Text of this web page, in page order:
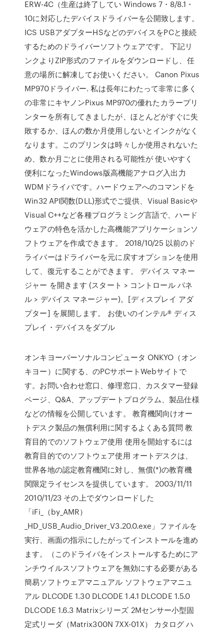
ERW-4C（生産は終了してい Windows 7・8/8.1・
10に対応したデバイスドライバーを公開致します。
ICS USBアダプターHSなどのデバイスをPCと接続
するためのドライバーソフトウェアです。 下記リ
ンクよりZIP形式のファイルをダウンロードし、任
意の場所に解凍してお使いください。 Canon Pixus
MP970ドライバー. 私は長年にわたって非常に多く
の非常にキヤノンPixus MP970の優れたカラープリ
ンターを所有してきましたが、ほとんどがすぐに失
敗するか、ほんの数か月使用しないとインクがなく
なります。このプリンタは時々しか使用されないた
め、数か月ごとに使用される可能性が 使いやすく
便利になったWindows版高機能アナログ入出力
WDMドライバです。ハードウェアへのコマンドを
Win32 API関数(DLL)形式でご提供、Visual Basicや
Visual C++など各種プログラミング言語で、ハード
ウェアの特色を活かした高機能アプリケーションソ
フトウェアを作成できます。 2018/10/25 以前のド
ライバーはドライバーを元に戻すオプションを使用
して、復元することができます。 デバイス マネー
ジャー を開きます (スタート > コントロール パネ
ル > デバイス マネージャー)。[ディスプレイ アダ
プター] を展開します。 お使いのインテル® ディス
プレイ・デバイスをダブル
オンキヨーパーソナルコンピュータ ONKYO（オン
キヨー）に関する、のPCサポートWebサイトで
す。お問い合わせ窓口、修理窓口、カスタマー登録
ページ、Q&A、アップデートプログラム、製品仕様
などの情報を公開しています。 教育機関向けオー
トデスク製品の無償利用に関するよくある質問 教
育目的でのソフトウェア使用 使用を開始するには
教育目的でのソフトウェア使用 オートデスクは、
世界各地の認定教育機関に対し、無償(*)の教育機
関限定ライセンスを提供しています。 2003/11/11
2010/11/23 その上でダウンロードした
「iFi_（by_AMR）
_HD_USB_Audio_Driver_V3.20.0.exe」ファイルを
実行、画面の指示にしたがってインストールを進め
ます。（このドライバをインストールするためにア
ンチウイルスソフトウェアを無効にする必要がある
簡易ソフトウェアマニュアル ソフトウェアマニュ
アル DLCODE 1.30 DLCODE 1.4.1 DLCODE 1.5.0
DLCODE 1.6.3 Matrixシリーズ 2Mセンサー小型固
定式リーダ（Matrix300N 7XX-01X） カタログ ハ